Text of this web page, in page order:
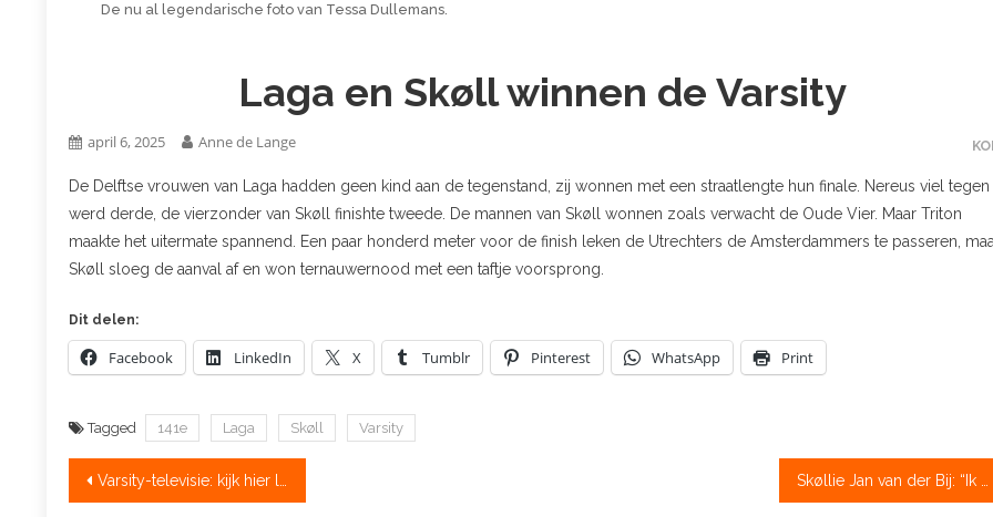
De nu al legendarische foto van Tessa Dullemans.
Laga en Skøll winnen de Varsity
april 6, 2025 Anne de Lange
De Delftse vrouwen van Laga hadden geen kind aan de tegenstand, zij wonnen met een straatlengte hun finale. Nereus viel tegen
werd derde, de vierzonder van Skøll finishte tweede. De mannen van Skøll wonnen zoals verwacht de Oude Vier. Maar Triton
maakte het uitermate spannend. Een paar honderd meter voor de finish leken de Utrechters de Amsterdammers te passeren,
Skøll sloeg de aanval af en won ternauwernood met een taftje voorsprong.
Dit delen:
Facebook LinkedIn X Tumblr Pinterest WhatsApp Print
Tagged 141e Laga Skøll Varsity
Bericht
Varsity-televisie: kijk hier live naar de Slag bij Schalkwijk